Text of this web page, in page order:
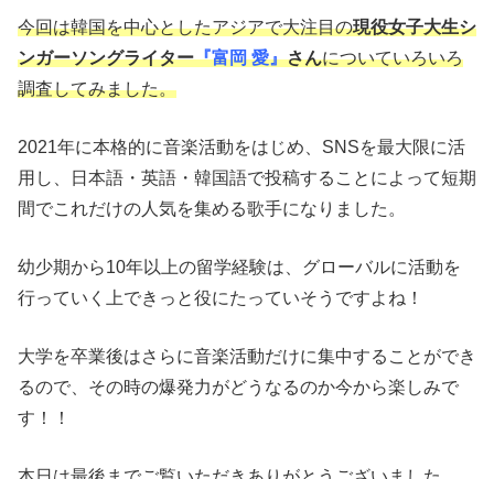
今回は韓国を中心としたアジアで大注目の現役女子大生シ
ンガーソングライター『富岡 愛』さんについていろいろ
調査してみました。
2021年に本格的に音楽活動をはじめ、SNSを最大限に活
用し、日本語・英語・韓国語で投稿することによって短期
間でこれだけの人気を集める歌手になりました。
幼少期から10年以上の留学経験は、グローバルに活動を
行っていく上できっと役にたっていそうですよね！
大学を卒業後はさらに音楽活動だけに集中することができ
るので、その時の爆発力がどうなるのか今から楽しみで
す！！